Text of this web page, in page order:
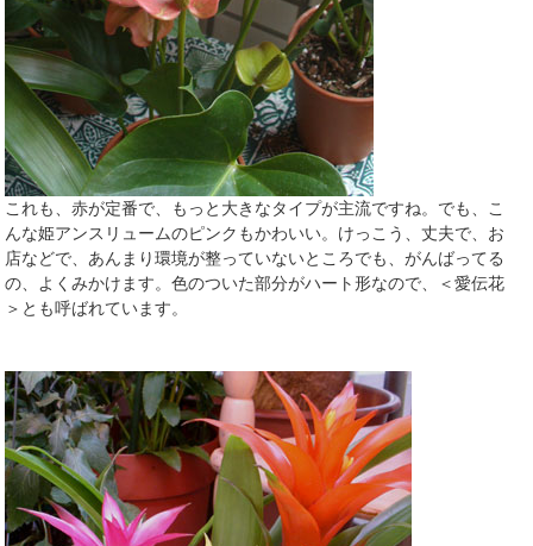
これも、赤が定番で、もっと大きなタイプが主流ですね。でも、こ
んな姫アンスリュームのピンクもかわいい。けっこう、丈夫で、お
店などで、あんまり環境が整っていないところでも、がんばってる
の、よくみかけます。色のついた部分がハート形なので、＜愛伝花
＞とも呼ばれています。